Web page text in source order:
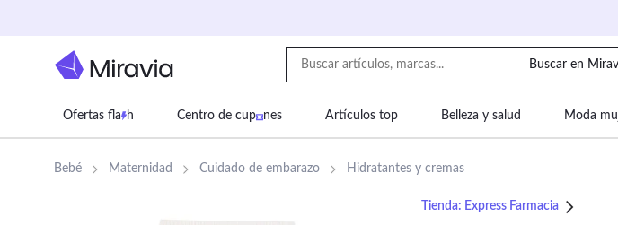
Buscar en
Ofertas fla h Centro de cup nes Artículos top Belleza y salud Moda
Supermercado Juguetes Equipaje
Bebé Maternidad Cuidado de embarazo Hidratantes y cremas
Tienda: Express Farmacia